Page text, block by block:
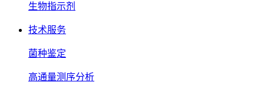
生物指示剂
技术服务
菌种鉴定
高通量测序分析